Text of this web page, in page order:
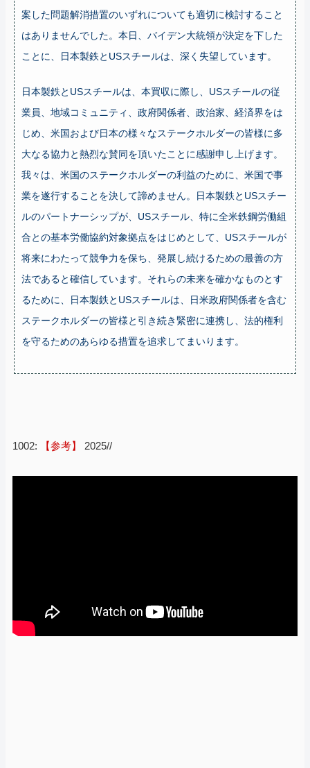
案した問題解消措置のいずれについても適切に検討すること
はありませんでした。本日、バイデン大統領が決定を下した
ことに、日本製鉄とUSスチールは、深く失望しています。
日本製鉄とUSスチールは、本買収に際し、USスチールの従
業員、地域コミュニティ、政府関係者、政治家、経済界をは
じめ、米国および日本の様々なステークホルダーの皆様に多
大なる協力と熱烈な賛同を頂いたことに感謝申し上げます。
我々は、米国のステークホルダーの利益のために、米国で事
業を遂行することを決して諦めません。日本製鉄とUSスチー
ルのパートナーシップが、USスチール、特に全米鉄鋼労働組
合との基本労働協約対象拠点をはじめとして、USスチールが
将来にわたって競争力を保ち、発展し続けるための最善の方
法であると確信しています。それらの未来を確かなものとす
るために、日本製鉄とUSスチールは、日米政府関係者を含む
ステークホルダーの皆様と引き続き緊密に連携し、法的権利
を守るためのあらゆる措置を追求してまいります。
1002: 【参考】 2025//